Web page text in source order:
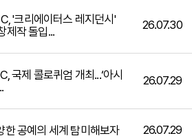
'크리에이터스 레지던시'
제작 돌입...
26.07.30
국제 콜로퀴엄 개최...‘아시
26.07.29
공예의 세계 탐미해보자 26.07.29